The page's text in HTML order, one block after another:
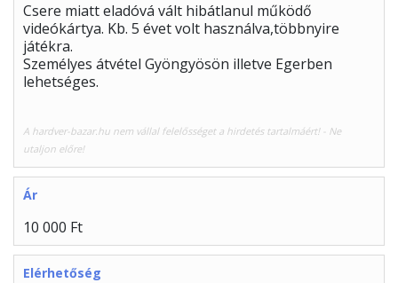
Csere miatt eladóvá vált hibátlanul működő
videókártya. Kb. 5 évet volt használva,többnyire
játékra.
Személyes átvétel Gyöngyösön illetve Egerben
lehetséges.
A hardver-bazar.hu nem vállal felelősséget a hirdetés tartalmáért! - Ne
utaljon előre!
Ár
10 000 Ft
Elérhetőség